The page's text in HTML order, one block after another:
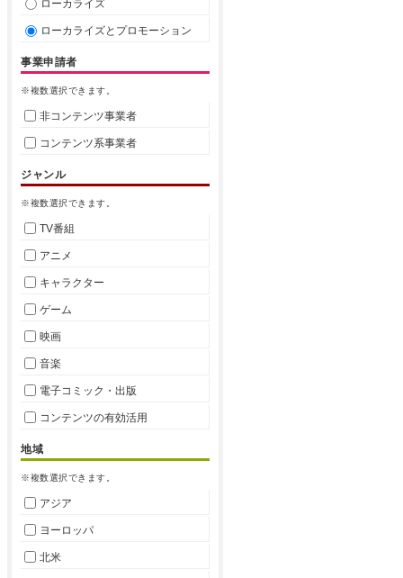
ローカライズ
ローカライズとプロモーション
事業申請者
※複数選択できます。
非コンテンツ事業者
コンテンツ系事業者
ジャンル
※複数選択できます。
TV番組
アニメ
キャラクター
ゲーム
映画
音楽
電子コミック・出版
コンテンツの有効活用
地域
※複数選択できます。
アジア
ヨーロッパ
北米